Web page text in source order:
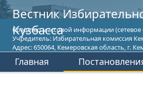
Вестник
Кузбасса
Средство массовой информации (сетевое
Учредитель: Избирательная комиссия
Адрес: 650064, Кемеровская область, г.
Главная